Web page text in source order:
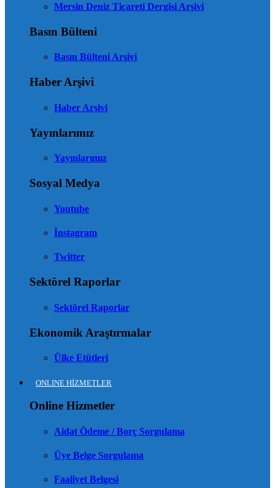
Mersin Deniz Ticareti Dergisi Arşivi
Basın Bülteni
Basın Bülteni Arşivi
Haber Arşivi
Haber Arşivi
Yayınlarımız
Yayınlarımız
Sosyal Medya
Youtube
İnstagram
Twitter
Sektörel Raporlar
Sektörel Raporlar
Ekonomik Araştırmalar
Ülke Etütleri
ONLINE HİZMETLER
Online Hizmetler
Aidat Ödeme / Borç Sorgulama
Üye Belge Sorgulama
Faaliyet Belgesi